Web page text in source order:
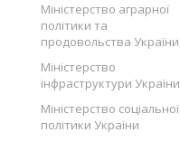
Міністерство аграрної
політики та
продовольства України
Міністерство
інфраструктури України
Міністерство соціальної
політики України